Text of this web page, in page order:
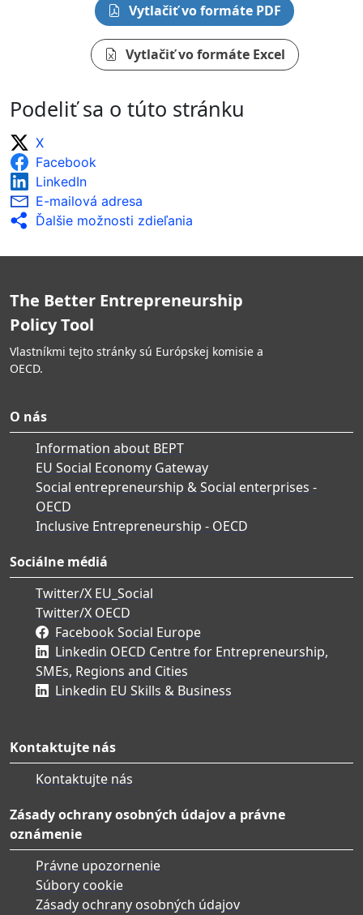
Vytlačiť vo formáte PDF
Vytlačiť vo formáte Excel
Podeliť sa o túto stránku
X
Facebook
LinkedIn
E-mailová adresa
Ďalšie možnosti zdieľania
The Better Entrepreneurship
Policy Tool
Vlastníkmi tejto stránky sú Európskej komisie a
OECD.
O nás
Information about BEPT
EU Social Economy Gateway
Social entrepreneurship & Social enterprises -
OECD
Inclusive Entrepreneurship - OECD
Sociálne médiá
Twitter/X EU_Social
Twitter/X OECD
Facebook Social Europe
Linkedin OECD Centre for Entrepreneurship,
SMEs, Regions and Cities
Linkedin EU Skills & Business
Kontaktujte nás
Kontaktujte nás
Zásady ochrany osobných údajov a právne
oznámenie
Právne upozornenie
Súbory cookie
Zásady ochrany osobných údajov